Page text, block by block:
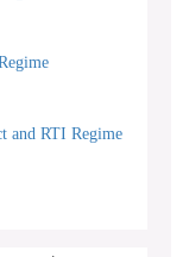
RTI Regime